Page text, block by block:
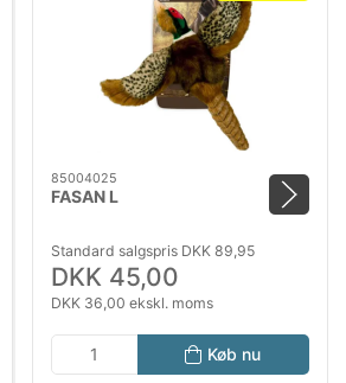
85004025
FASAN L
Standard salgspris DKK 89,95
DKK 45,00
DKK 36,00 ekskl. moms
Køb nu